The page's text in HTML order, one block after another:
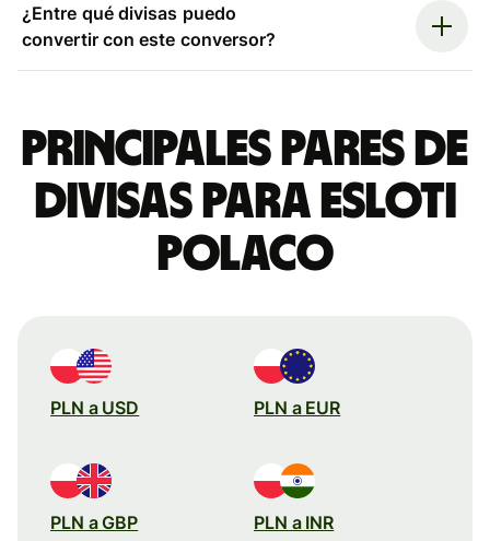
¿Entre qué divisas puedo
convertir con este conversor?
Principales pares de
divisas para esloti
polaco
PLN a USD PLN a EUR
PLN a GBP PLN a INR